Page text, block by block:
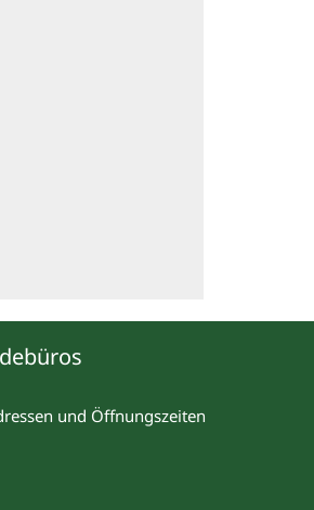
und Öffnungszeiten